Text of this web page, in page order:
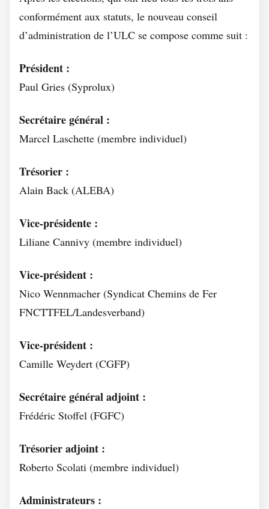
conformément aux statuts, le nouveau conseil
d’administration de l’ULC se compose comme suit :
Président :
Paul Gries (Syprolux)
Secrétaire général :
Marcel Laschette (membre individuel)
Trésorier :
Alain Back (ALEBA)
Vice-présidente :
Liliane Cannivy (membre individuel)
Vice-président :
Nico Wennmacher (Syndicat Chemins de Fer
FNCTTFEL/Landesverband)
Vice-président :
Camille Weydert (CGFP)
Secrétaire général adjoint :
Frédéric Stoffel (FGFC)
Trésorier adjoint :
Roberto Scolati (membre individuel)
Administrateurs :